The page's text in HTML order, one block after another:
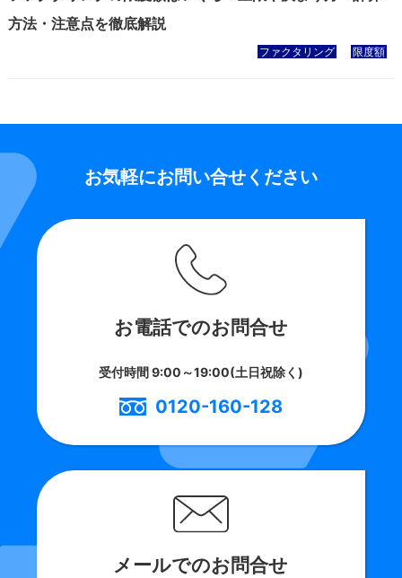
お電話でのお問合せ
受付時間 9:00～19:00(土日祝除く) 24時間受付
方法・注意点を徹底解説
ファクタリング 限度額
お気軽にお問い合せください
お電話でのお問合せ
受付時間 9:00～19:00(土日祝除く)
0120-160-128
メールでのお問合せ